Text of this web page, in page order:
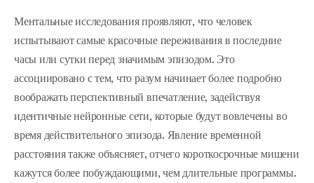
Ментальные исследования проявляют, что человек
испытывают самые красочные переживания в последние
часы или сутки перед значимым эпизодом. Это
ассоциировано с тем, что разум начинает более подробно
воображать перспективный впечатление, задействуя
идентичные нейронные сети, которые будут вовлечены во
время действительного эпизода. Явление временной
расстояния также объясняет, отчего короткосрочные мишени
кажутся более побуждающими, чем длительные программы.